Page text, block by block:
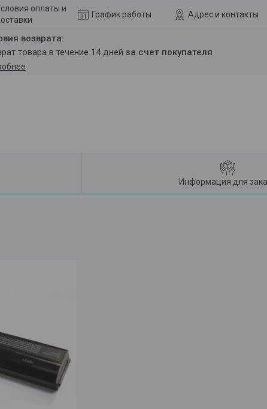
оплаты и
График работы Адрес и контакты
товара в течение 14 дней за счет покупателя
Информация для